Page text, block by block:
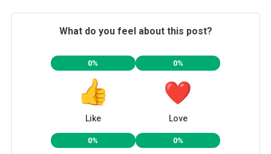
What do you feel about this post?
0%
Like
0%
Love
0% 0%